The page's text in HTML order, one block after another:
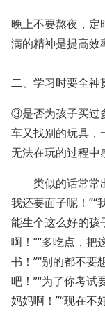
晚上不要熬夜，定
满的精神是提高效
二、学习时要全神
③是否为孩子买过
车又找别的玩具，
无法在玩的过程中
类似的话常常出
我还要面子呢！”“
能生个这么好的孩
啊！”“多吃点，把
书！”“别的都不要
吧！”“为了你考试
妈妈啊！”“现在不